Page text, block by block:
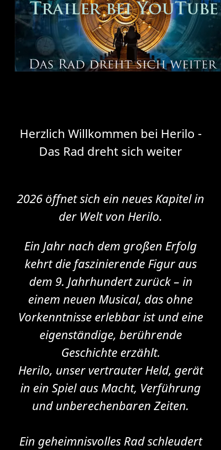
Herzlich Willkommen bei Herilo -
Das Rad dreht sich weiter
2026 öffnet sich ein neues Kapitel in
der Welt von Herilo.
Ein Jahr nach dem großen Erfolg
kehrt die faszinierende Figur aus
dem 9. Jahrhundert zurück – in
einem neuen Musical, das ohne
Vorkenntnisse erlebbar ist und eine
eigenständige, berührende
Geschichte erzählt.
Herilo, unser vertrauter Held, gerät
in ein Spiel aus Macht, Verführung
und unberechenbaren Zeiten.
Ein geheimnisvolles Rad schleudert